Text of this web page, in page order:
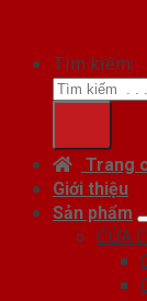
Tìm kiếm:
Trang
Giới thiệu
Sản phẩm
CỬA